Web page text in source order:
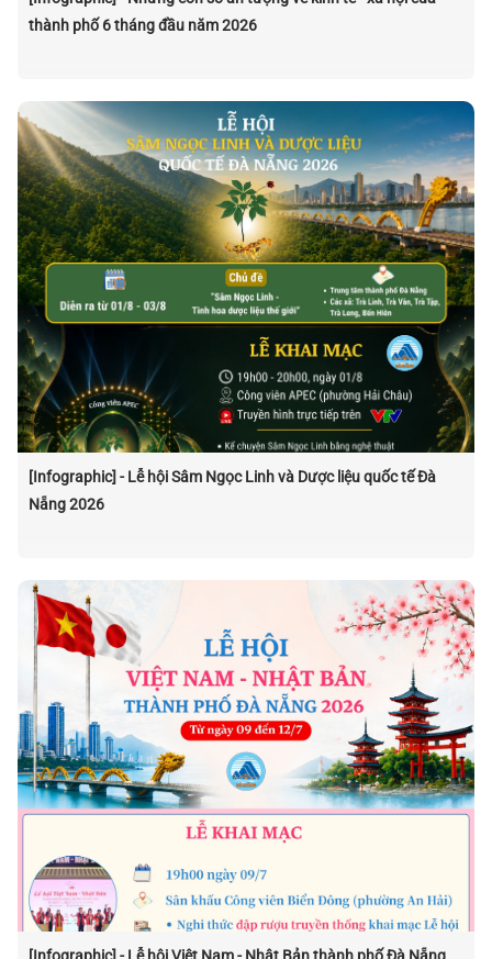
thành phố 6 tháng đầu năm 2026
[Infographic] - Lễ hội Sâm Ngọc Linh và Dược liệu quốc tế Đà
Nẵng 2026
[Infographic] - Lễ hội Việt Nam - Nhật Bản thành phố Đà Nẵng